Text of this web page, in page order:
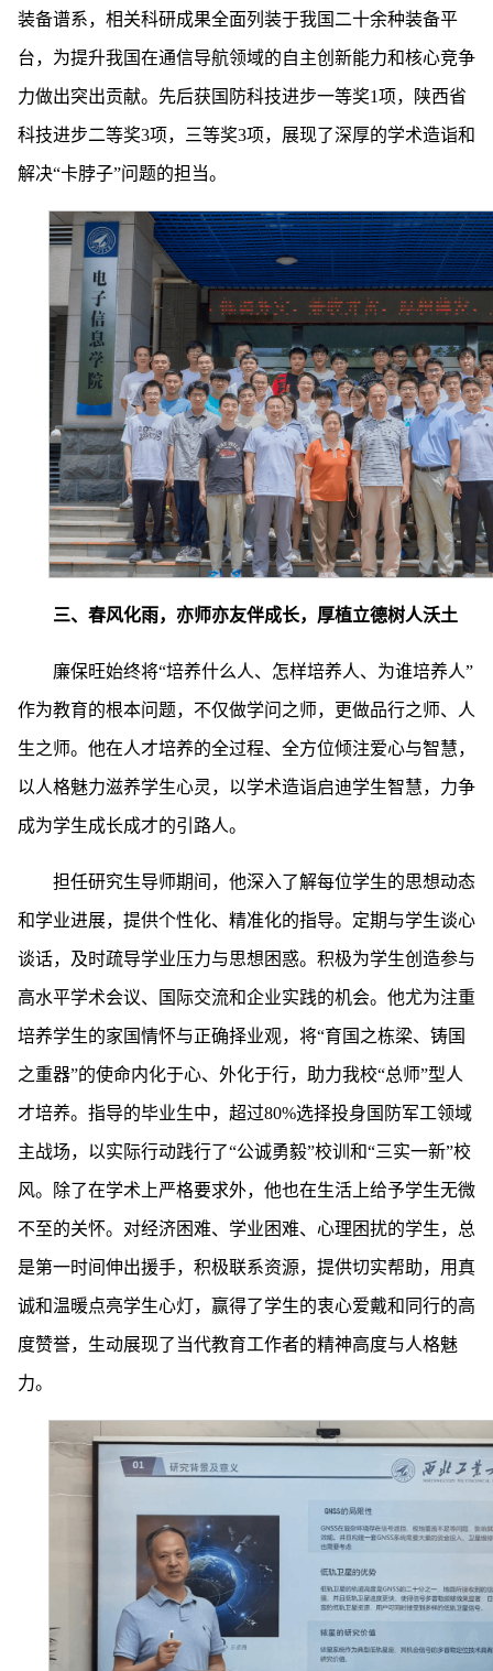
装备谱系，相关科研成果全面列装于我国二十余种装备平
台， 为提升我国在通信导航领域的自主创新能力和核心竞争
力做出突出贡献。先后获国防科技进步一等奖1项，陕西省
科技进步二等奖3项，三等奖3项，展现了深厚的学术造诣和
解决“卡脖子”问题的担当。
三、春风化雨，亦师亦友伴成长，厚植立德树人沃土
廉保旺始终将“培养什么人、怎样培养人、为谁培养人”
作为教育的根本问题，不仅做学问之师，更做品行之师、人
生之师。他在人才培养的全过程、全方位倾注爱心与智慧，
以人格魅力滋养学生心灵，以学术造诣启迪学生智慧，力争
成为学生成长成才的引路人。
担任研究生导师期间，他深入了解每位学生的思想动态
和学业进展，提供个性化、精准化的指导。定期与学生谈心
谈话，及时疏导学业压力与思想困惑。积极为学生创造参与
高水平学术会议、国际交流和企业实践的机会。他尤为注重
培养学生的家国情怀与正确择业观，将“育国之栋梁、铸国
之重器”的使命内化于心、外化于行，助力我校“总师”型人
才培养。指导的毕业生中，超过80%选择投身 国防军工领域
主战场，以实际行动践行了“公诚勇毅”校训和“三实一新”校
风。除了在学术上严格要求外，他也在生活上给予学生无微
不至的关怀。对经济困难、学业困难、心理困扰的学生，总
是第一时间伸出援手，积极联系资源，提供切实帮助，用真
诚和温暖点亮学生心灯，赢得了学生的衷心爱戴和同行的高
度赞誉， 生动展现了当代教育工作者的精神高度与人格魅
力。